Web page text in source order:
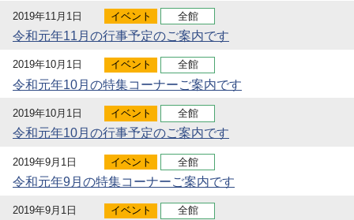
2019年11月1日 イベント 全館
令和元年11月の行事予定のご案内です
2019年10月1日 イベント 全館
令和元年10月の特集コーナーご案内です
2019年10月1日 イベント 全館
令和元年10月の行事予定のご案内です
2019年9月1日 イベント 全館
令和元年9月の特集コーナーご案内です
2019年9月1日 イベント 全館